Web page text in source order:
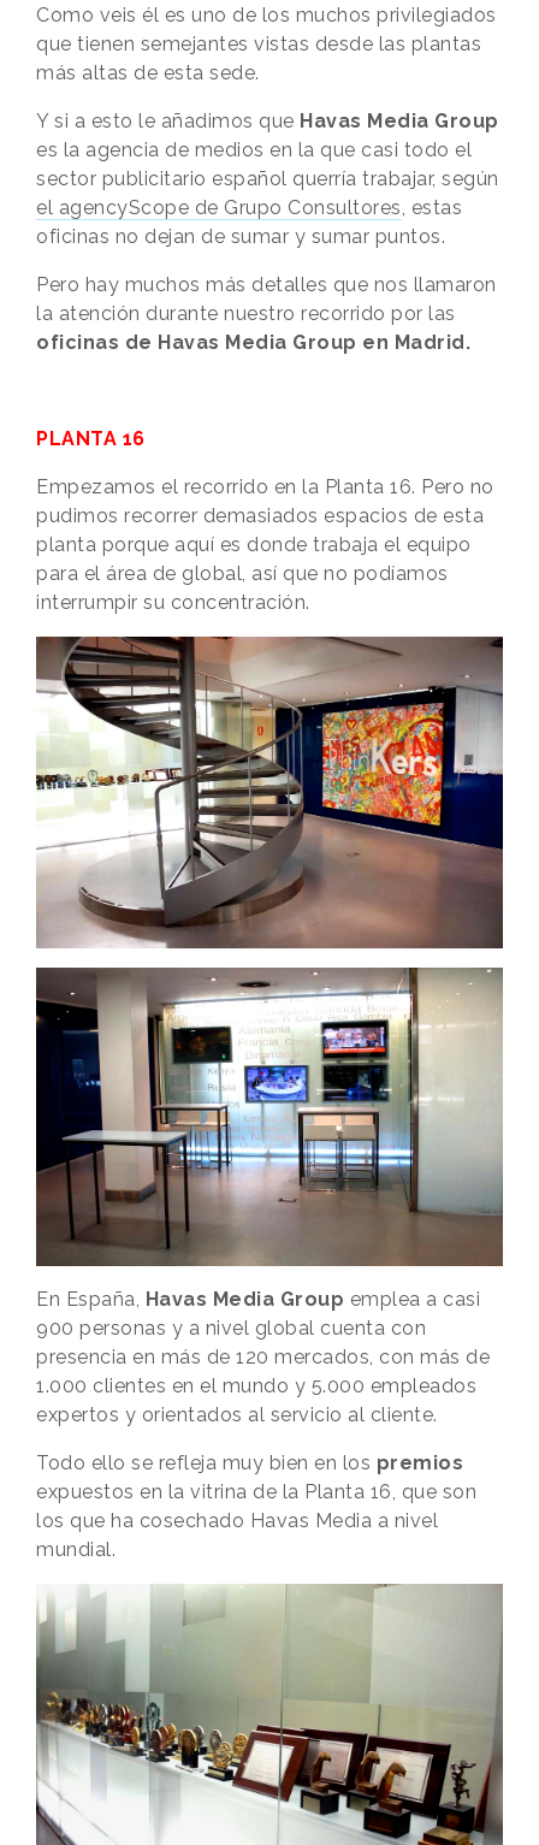
Como veis él es uno de los muchos privilegiados
que tienen semejantes vistas desde las plantas
más altas de esta sede.
Y si a esto le añadimos que Havas Media Group
es la agencia de medios en la que casi todo el
sector publicitario español querría trabajar, según
el agencyScope de Grupo Consultores, estas
oficinas no dejan de sumar y sumar puntos.
Pero hay muchos más detalles que nos llamaron
la atención durante nuestro recorrido por las
oficinas de Havas Media Group en Madrid.
PLANTA 16
Empezamos el recorrido en la Planta 16. Pero no
pudimos recorrer demasiados espacios de esta
planta porque aquí es donde trabaja el equipo
para el área de global, así que no podíamos
interrumpir su concentración.
En España, Havas Media Group emplea a casi
900 personas y a nivel global cuenta con
presencia en más de 120 mercados, con más de
1.000 clientes en el mundo y 5.000 empleados
expertos y orientados al servicio al cliente.
Todo ello se refleja muy bien en los premios
expuestos en la vitrina de la Planta 16, que son
los que ha cosechado Havas Media a nivel
mundial.